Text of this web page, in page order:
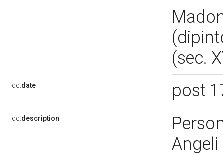
(sec.
dc:date post
dc:description
Angeli